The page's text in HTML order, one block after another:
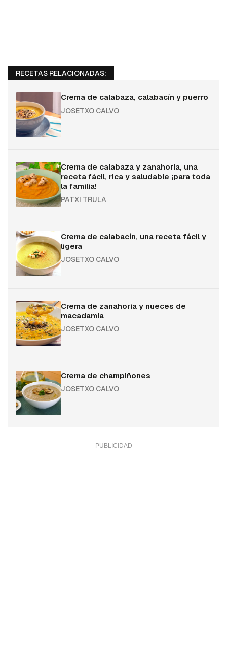
RECETAS RELACIONADAS:
Crema de calabaza, calabacín y puerro
JOSETXO CALVO
Crema de calabaza y zanahoria, una
receta fácil, rica y saludable ¡para toda
la familia!
PATXI TRULA
Crema de calabacín, una receta fácil y
ligera
JOSETXO CALVO
Crema de zanahoria y nueces de
macadamia
JOSETXO CALVO
Crema de champiñones
JOSETXO CALVO